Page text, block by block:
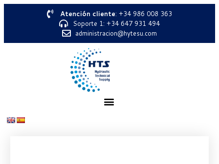
Atención cliente: +34 986 008 363
Soporte 1: +34 647 931 494
administracion@hytesu.com